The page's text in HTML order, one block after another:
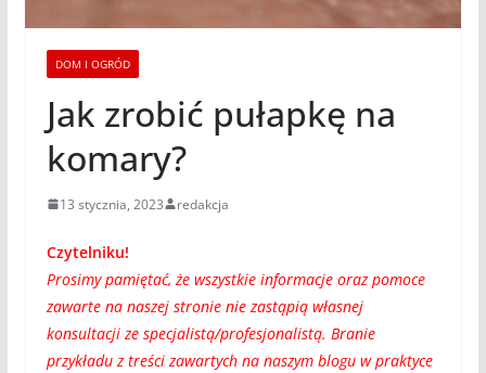
DOM I OGRÓD
Jak zrobić pułapkę na
komary?
13 stycznia, 2023 redakcja
Czytelniku!
Prosimy pamiętać, że wszystkie informacje oraz pomoce
zawarte na naszej stronie nie zastąpią własnej
konsultacji ze specjalistą/profesjonalistą. Branie
przykładu z treści zawartych na naszym blogu w praktyce